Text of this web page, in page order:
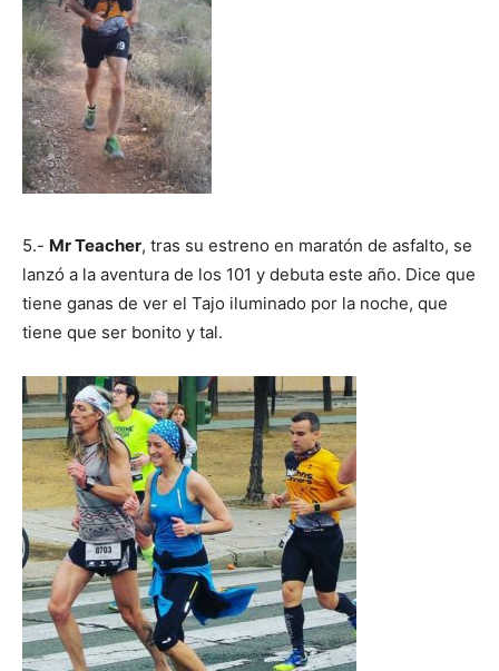
5.- Mr Teacher, tras su estreno en maratón de asfalto, se
lanzó a la aventura de los 101 y debuta este año. Dice que
tiene ganas de ver el Tajo iluminado por la noche, que
tiene que ser bonito y tal.